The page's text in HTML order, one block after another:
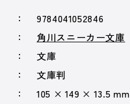
9784041052846
角川スニーカー文庫
文庫
文庫判
105 × 149 × 13.5 mm